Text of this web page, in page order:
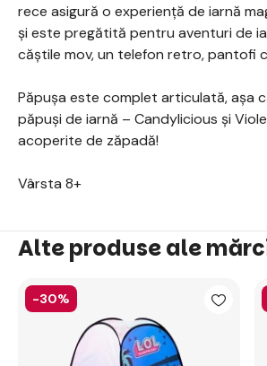
rece asigură o experiență de iarnă
și este pregătită pentru aventuri de
căștile mov, un telefon retro, pantofi
Păpușa este complet articulată, așa
păpuși de iarnă – Candylicious și
acoperite de zăpadă!
Vârsta 8+
Alte produse ale
-30%